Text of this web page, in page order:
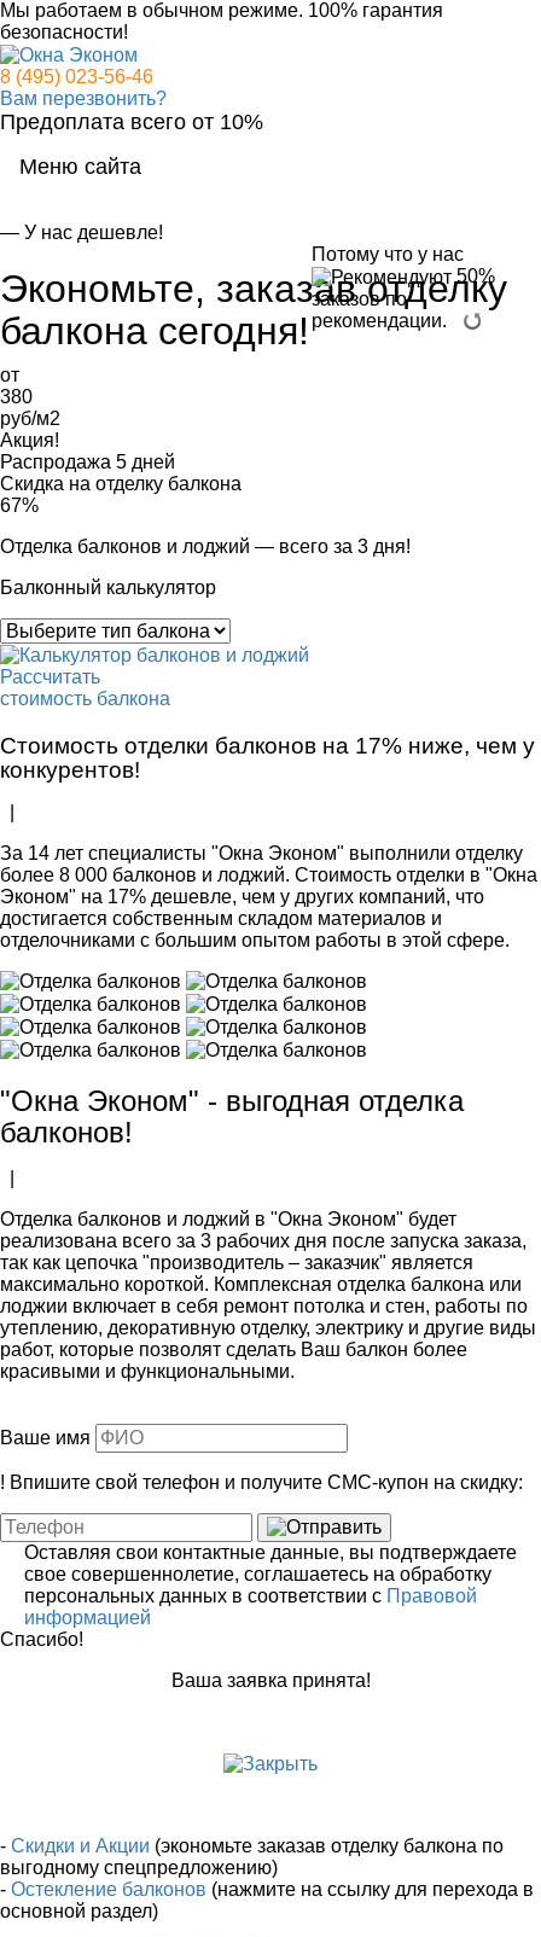
Мы работаем в обычном режиме. 100% гарантия
безопасности!
8 (495) 023-56-46
Вам перезвонить?
Предоплата всего от 10%
Меню сайта
— У нас дешевле!
Потому что у нас
50%
заказов по
рекомендации.
Экономьте, заказавотделку
балкона сегодня!
от
380
руб/м2
Акция!
Распродажа 5 дней
Скидка на отделку балкона
67%
Отделка балконов и лоджий — всего за 3 дня!
Балконный калькулятор
Рассчитать
стоимость балкона
Стоимость отделки балконов на 17% ниже, чем у
конкурентов!
За 14 лет специалисты "Окна Эконом" выполнили отделку
более 8 000 балконов и лоджий. Стоимость отделки в "Окна
Эконом" на 17% дешевле, чем у других компаний, что
достигается собственным складом материалов и
отделочниками с большим опытом работы в этой сфере.
"Окна Эконом" - выгодная отделка
балконов!
Отделка балконов и лоджий в "Окна Эконом" будет
реализована всего за 3 рабочих дня после запуска заказа,
так как цепочка "производитель – заказчик" является
максимально короткой. Комплексная отделка балкона или
лоджии включает в себя ремонт потолка и стен, работы по
утеплению, декоративную отделку, электрику и другие виды
работ, которые позволят сделать Ваш балкон более
красивыми и функциональными.
Ваше имя
! Впишите свой телефон и получите СМС-купон на скидку:
Оставляя свои контактные данные, вы подтверждаете
свое совершеннолетие, соглашаетесь на обработку
персональных данных в соответствии с Правовой
информацией
Спасибо!
Ваша заявка принята!
- Скидки и Акции (экономьте заказав отделку балкона по
выгодному спецпредложению)
- Остекление балконов (нажмите на ссылку для перехода в
основной раздел)